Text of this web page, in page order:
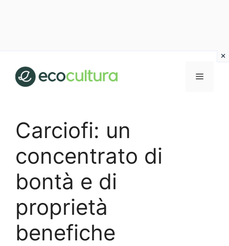
contenuto
MENU
Carciofi: un
concentrato di
bontà e di
proprietà
benefiche